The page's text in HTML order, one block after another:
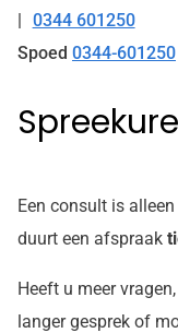
Tel:
0344 601250
Spoed 0344-601250
Een consult is
duurt een afspraak
Heeft u meer
langer gesprek of